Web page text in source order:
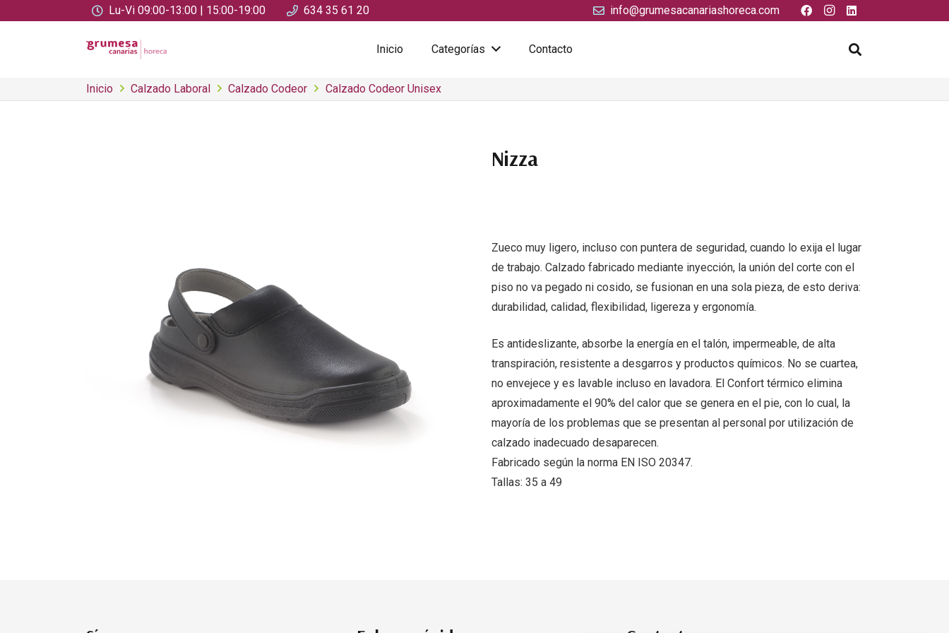
Lu-Vi 09:00-13:00 | 15:00-19:00 634 35 61 20 info@grumesacanariashoreca.com
Inicio Categorías Contacto
Inicio Calzado Laboral Calzado Codeor Calzado Codeor Unisex
Nizza
Zueco muy ligero, incluso con puntera de seguridad, cuando lo exija el lugar
de trabajo. Calzado fabricado mediante inyección, la unión del corte con el
piso no va pegado ni cosido, se fusionan en una sola pieza, de esto deriva:
durabilidad, calidad, flexibilidad, ligereza y ergonomía.
Es antideslizante, absorbe la energía en el talón, impermeable, de alta
transpiración, resistente a desgarros y productos químicos. No se cuartea,
no envejece y es lavable incluso en lavadora. El Confort térmico elimina
aproximadamente el 90% del calor que se genera en el pie, con lo cual, la
mayoría de los problemas que se presentan al personal por utilización de
calzado inadecuado desaparecen.
Fabricado según la norma EN ISO 20347.
Tallas: 35 a 49